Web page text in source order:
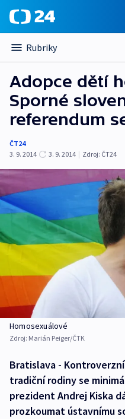
Rubriky
Adopce dětí
Sporné
referendum
ČT24
3. 9. 2014
3. 9. 2014 | Zdroj: ČT24
Homosexuálové
Zdroj: Marián Peiger/ČTK
Bratislava -
tradiční rodiny se
prezident Andrej Kiska
prozkoumat ústavnímu